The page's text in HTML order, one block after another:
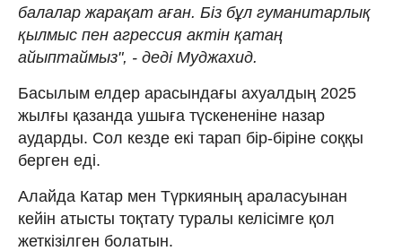
балалар жарақат аған. Біз бұл гуманитарлық
қылмыс пен агрессия актін қатаң
айыптаймыз", - деді Муджахид.
Басылым елдер арасындағы ахуалдың 2025
жылғы қазанда ушыға түскененіне назар
аударды. Сол кезде екі тарап бір-біріне соққы
берген еді.
Алайда Катар мен Түркияның араласуынан
кейін атысты тоқтату туралы келісімге қол
жеткізілген болатын.